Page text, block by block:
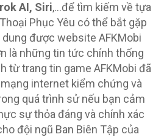
AI, Siri,…để tìm kiếm về tựa
Phục Yêu có thể bắt gặp
được website AFKMobi
là những tin tức chính thống
từ trang tin game AFKMobi đã
internet kiểm chứng và
quá trình sử nếu bạn cảm
sự thỏa đáng và chính xác
đội ngũ Ban Biên Tập của